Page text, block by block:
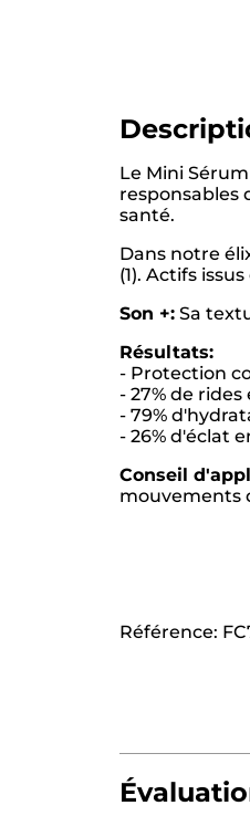
Le Mini
responsables
santé.
Dans notre
(1). Actifs
Son +: Sa
Résultats:
- Protection
- 27% de
- 79%
- 26% d'éclat
Conseil
mouvements
Référence: